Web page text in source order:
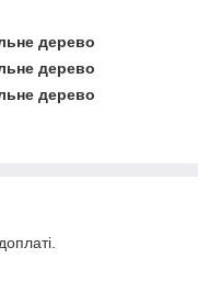
дерево
дерево
дерево